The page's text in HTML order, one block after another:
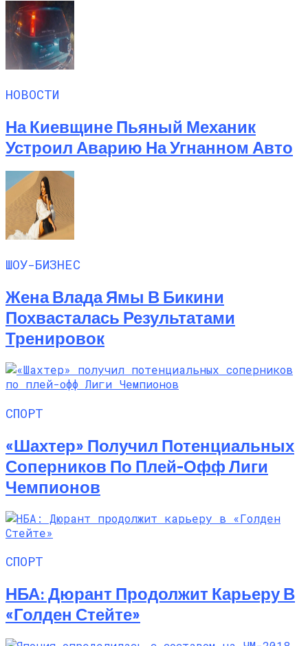
НОВОСТИ
На Киевщине Пьяный Механик
Устроил Аварию На Угнанном Авто
ШОУ-БИЗНЕС
Жена Влада Ямы В Бикини
Похвасталась Результатами
Тренировок
СПОРТ
«Шахтер» Получил Потенциальных
Соперников По Плей-Офф Лиги
Чемпионов
СПОРТ
НБА: Дюрант Продолжит Карьеру В
«Голден Стейте»